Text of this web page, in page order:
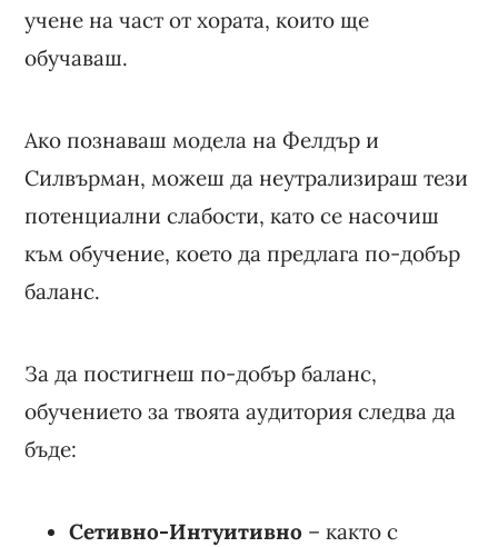
учене на част от хората, които ще
обучаваш.
Ако познаваш модела на Фелдър и
Силвърман, можеш да неутрализираш тези
потенциални слабости, като се насочиш
към обучение, което да предлага по-добър
баланс.
За да постигнеш по-добър баланс,
обучението за твоята аудитория следва да
бъде:
Сетивно-Интуитивно – както с